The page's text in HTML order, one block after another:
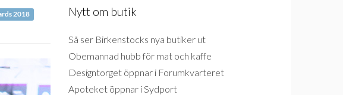
2018 Nytt om butik
Så ser Birkenstocks nya butiker ut
Obemannad hubb för mat och kaffe
Designtorget öppnar i Forumkvarteret
Apoteket öppnar i Sydport